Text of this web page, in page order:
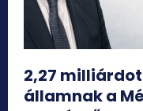
2,27
államnak a